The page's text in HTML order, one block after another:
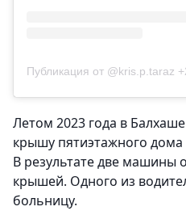
Летом 2023 года в
крышу пятиэтажного
В результате две машины
крышей. Одного из
больницу.